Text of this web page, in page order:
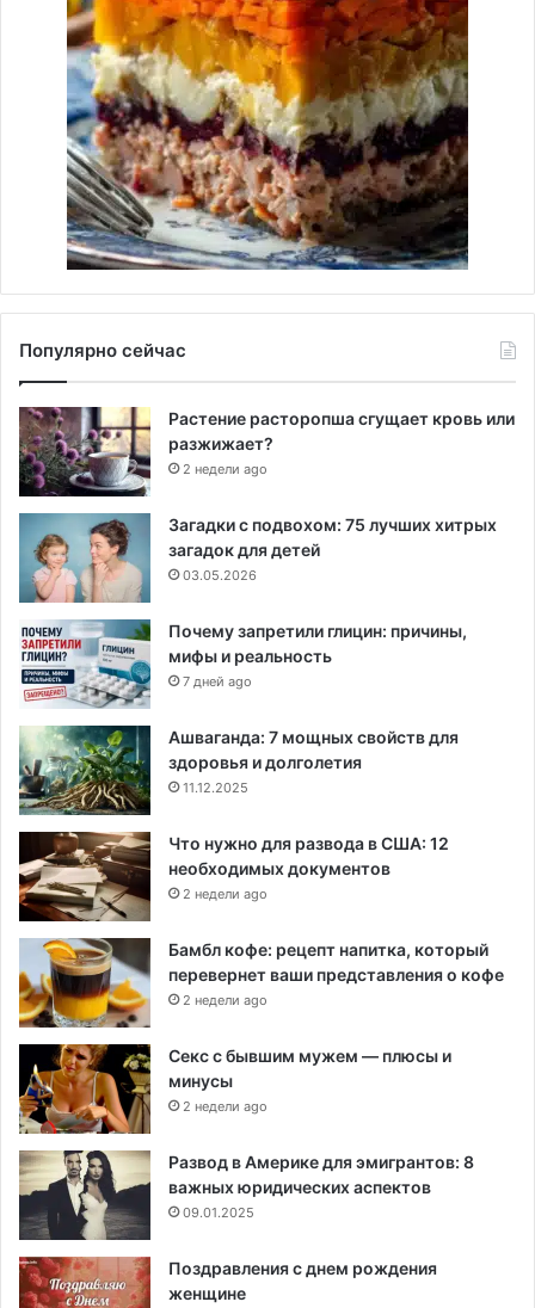
Популярно сейчас
Растение расторопша сгущает кровь или
разжижает?
2 недели ago
Загадки с подвохом: 75 лучших хитрых
загадок для детей
03.05.2026
Почему запретили глицин: причины,
мифы и реальность
7 дней ago
Ашваганда: 7 мощных свойств для
здоровья и долголетия
11.12.2025
Что нужно для развода в США: 12
необходимых документов
2 недели ago
Бамбл кофе: рецепт напитка, который
перевернет ваши представления о кофе
2 недели ago
Секс с бывшим мужем — плюсы и
минусы
2 недели ago
Развод в Америке для эмигрантов: 8
важных юридических аспектов
09.01.2025
Поздравления с днем рождения
женщине